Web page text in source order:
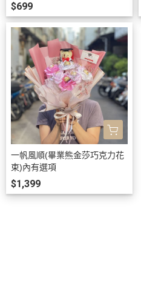
$699
一帆風順(畢業熊金莎巧克力花
束)內有選項
$1,399